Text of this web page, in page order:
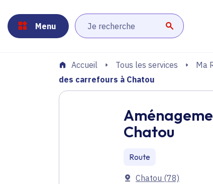
Menu
Lancer la
Accueil Tous les services Ma
des carrefours à Chatou
Chatou
Route
Communes
Chatou (78)